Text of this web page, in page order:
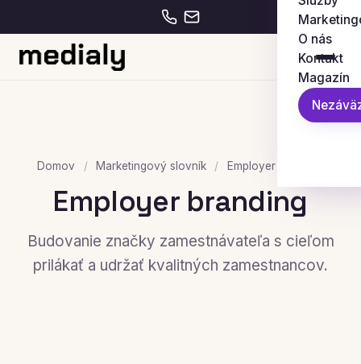
O nás
Kontakt
Magazín
Domov / Marketingový slovník / Employer branding
Employer branding
Budovanie značky zamestnávateľa s cieľom
prilákať a udržať kvalitných zamestnancov.